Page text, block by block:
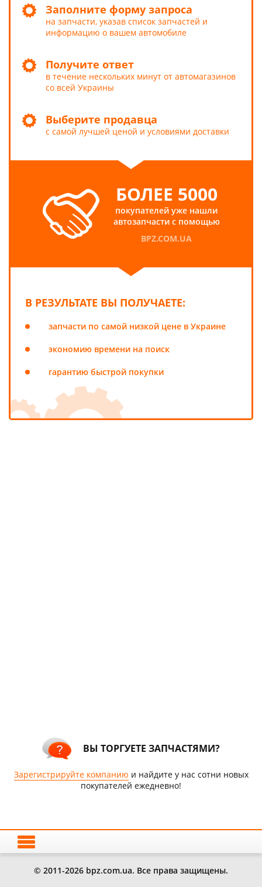
Заполните форму запроса
на запчасти, указав список запчастей и
информацию о вашем автомобиле
Получите ответ
в течение нескольких минут от автомагазинов
со всей Украины
Выберите продавца
с самой лучшей ценой и условиями доставки
БОЛЕЕ 5000
покупателей уже нашли
автозапчасти с помощью
BPZ.COM.UA
В РЕЗУЛЬТАТЕ ВЫ ПОЛУЧАЕТЕ:
запчасти по самой низкой цене в Украине
экономию времени на поиск
гарантию быстрой покупки
ВЫ ТОРГУЕТЕ ЗАПЧАСТЯМИ?
Зарегистрируйте компанию и найдите у нас сотни новых
покупателей ежедневно!
© 2011-2026 bpz.com.ua. Все права защищены.